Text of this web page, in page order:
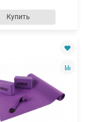
Купить